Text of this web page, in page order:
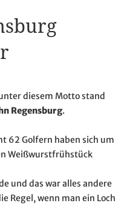
diesem Motto stand
Regensburg.
62 Golfern haben sich um
Weißwurstfrühstück
und das war alles andere
Regel, wenn man ein Loch